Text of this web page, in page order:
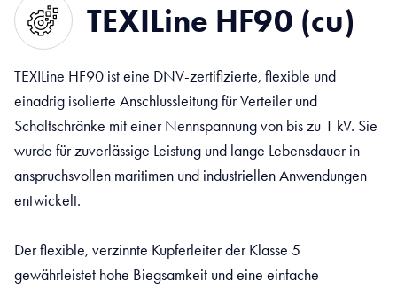
TEXILine HF90 (cu)
TEXILine HF90 ist eine DNV-zertifizierte, flexible und
einadrig isolierte Anschlussleitung für Verteiler und
Schaltschränke mit einer Nennspannung von bis zu 1 kV. Sie
wurde für zuverlässige Leistung und lange Lebensdauer in
anspruchsvollen maritimen und industriellen Anwendungen
entwickelt.
Der flexible, verzinnte Kupferleiter der Klasse 5
gewährleistet hohe Biegsamkeit und eine einfache